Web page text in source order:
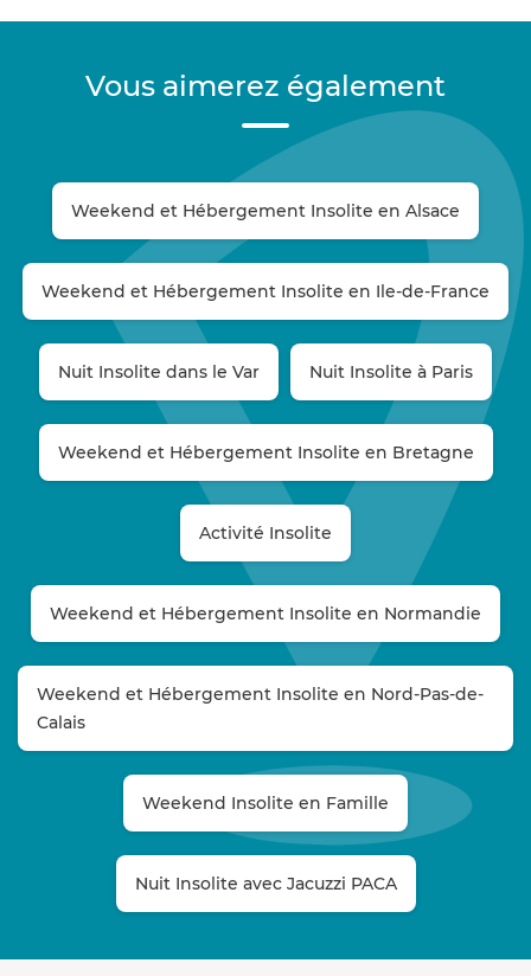
Vous aimerez également
Weekend et Hébergement Insolite en Alsace
Weekend et Hébergement Insolite en Ile-de-France
Nuit Insolite dans le Var Nuit Insolite à Paris
Weekend et Hébergement Insolite en Bretagne
Activité Insolite
Weekend et Hébergement Insolite en Normandie
Weekend et Hébergement Insolite en Nord-Pas-de-
Calais
Weekend Insolite en Famille
Nuit Insolite avec Jacuzzi PACA